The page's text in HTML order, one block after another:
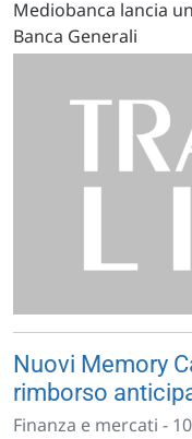
Mediobanca lancia
Banca Generali
Nuovi Memory
rimborso
Finanza e mercati -